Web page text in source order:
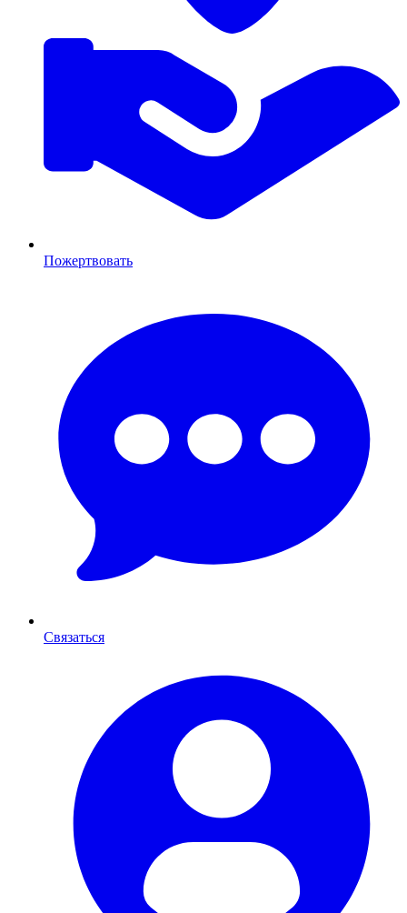
Пожертвовать
Связаться